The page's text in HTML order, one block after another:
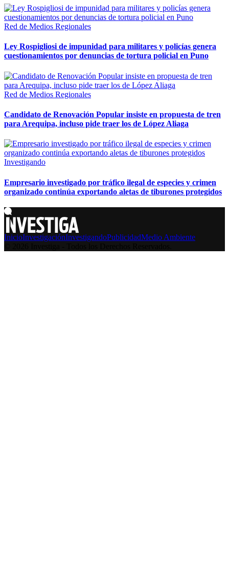
Red de Medios Regionales
Ley Rospigliosi de impunidad para militares y policías genera
cuestionamientos por denuncias de tortura policial en Puno
Red de Medios Regionales
Candidato de Renovación Popular insiste en propuesta de tren
para Arequipa, incluso pide traer los de López Aliaga
Investigando
Empresario investigado por tráfico ilegal de especies y crimen
organizado continúa exportando aletas de tiburones protegidos
InicioInvestigaciónInvestigandoPublicidadMedio Ambiente